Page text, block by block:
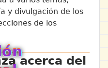
y divulgación de los
de los
acerca del